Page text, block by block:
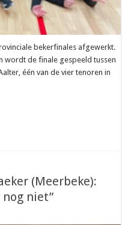
bekerfinales afgewerkt.
wordt de finale gespeeld tussen
één van de vier tenoren in
(Meerbeke):
niet”